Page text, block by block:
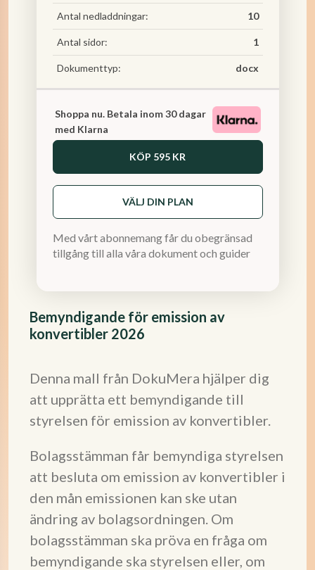
Bemyndigande för emission av
konvertibler 2026
Denna mall från DokuMera hjälper dig
att upprätta ett bemyndigande till
styrelsen för emission av konvertibler.
Bolagsstämman får bemyndiga styrelsen
att besluta om emission av konvertibler i
den mån emissionen kan ske utan
ändring av bolagsordningen. Om
bolagsstämman ska pröva en fråga om
bemyndigande ska styrelsen eller, om
Antal nedladdningar: 10
Antal sidor: 1
Dokumenttyp: docx
Shoppa nu. Betala inom 30 dagar
med Klarna
KÖP 595 KR
VÄLJ DIN PLAN
Med vårt abonnemang får du obegränsad
tillgång till alla våra dokument och guider